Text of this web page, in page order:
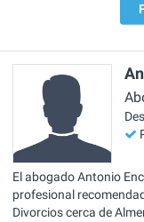
El abogado Antonio
profesional
Divorcios cerca de